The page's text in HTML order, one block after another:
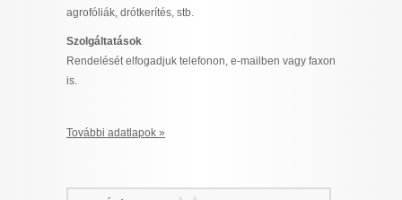
Data Deletion Data Access Privacy Policy
agrofóliák, drótkerítés, stb.
Szolgáltatások
Rendelését elfogadjuk telefonon, e-mailben vagy faxon
is.
További adatlapok »